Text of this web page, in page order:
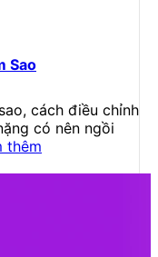
Sao
cách điều chỉnh
có nên ngồi
thêm